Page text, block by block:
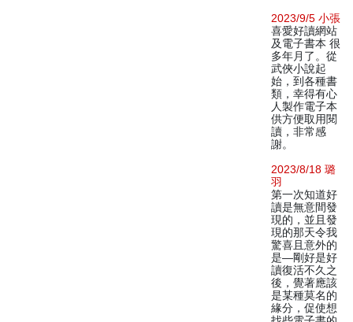
2023/9/5 小張
喜愛好讀網站
及電子書本 很
多年月了。從
武俠小說起
始，到各種書
類，幸得有心
人製作電子本
供方便取用閱
讀，非常感
謝。
2023/8/18 璐
羽
第一次知道好
讀是無意間發
現的，並且發
現的那天令我
驚喜且意外的
是—剛好是好
讀復活不久之
後，覺著應該
是某種莫名的
緣分，促使想